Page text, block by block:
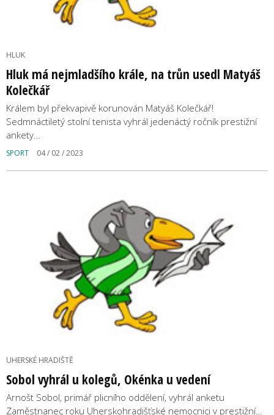
HLUK
Hluk má nejmladšího krále, na trůn usedl Matyáš
Kolečkář
Králem byl překvapivě korunován Matyáš Kolečkář!
Sedmnáctiletý stolní tenista vyhrál jedenáctý ročník prestižní
ankety…
SPORT 04 / 02 / 2023
UHERSKÉ HRADIŠTĚ
Sobol vyhrál u kolegů, Okénka u vedení
Arnošt Sobol, primář plicního oddělení, vyhrál anketu
Zaměstnanec roku Uherskohradišťské nemocnici v prestižní…